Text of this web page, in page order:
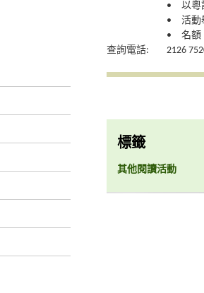
• 以粵
• 活動
• 名額
查詢電話:
2126
標籤
其他閱讀活動